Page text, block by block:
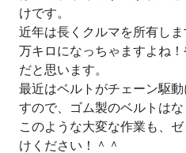
けです。
近年は長くクルマを所有し
万キロになっちゃますよね
だと思います。
最近はベルトがチェーン駆
すので、ゴム製のベルトはな
このような大変な作業も、
けください！＾＾